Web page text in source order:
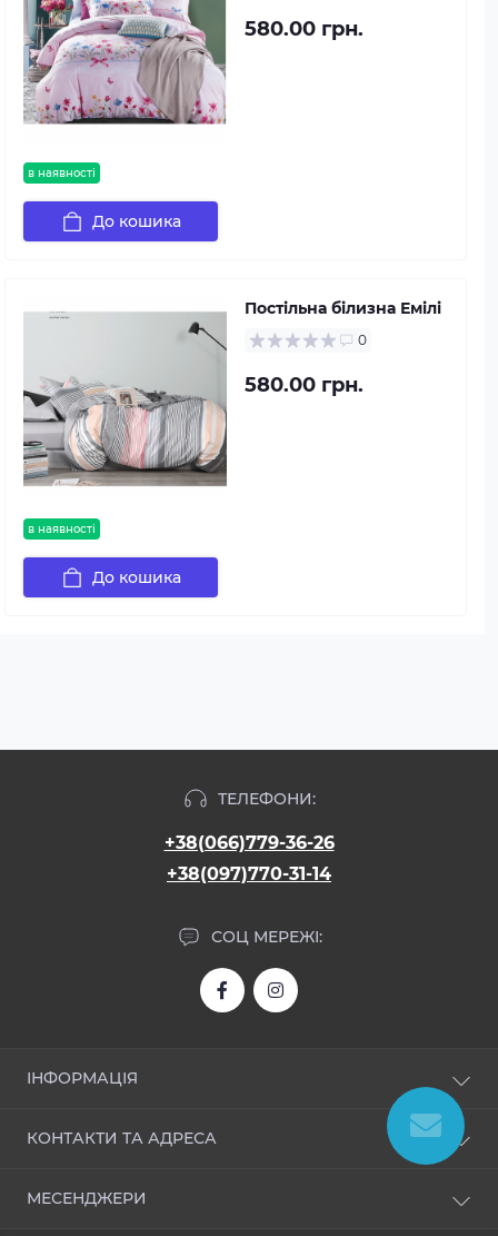
в наявності
580.00 грн.
До кошика
в наявності
Постільна білизна Емілі
0
580.00 грн.
До кошика
ТЕЛЕФОНИ:
+38(066)779-36-26
+38(097)770-31-14
СОЦ МЕРЕЖІ:
ІНФОРМАЦІЯ
Доставка і оплата
Політика безпеки
КОНТАКТИ ТА АДРЕСА
МЕСЕНДЖЕРИ